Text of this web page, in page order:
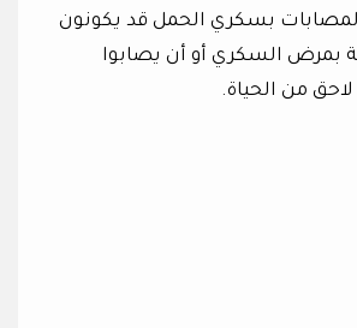
بسكري الحمل قد يكونون
بمرض السكري أو أن يصابوا
من الحياة.